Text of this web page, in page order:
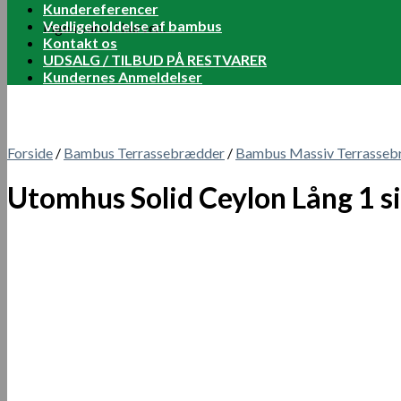
Ingen varer i kurven.
Kundereferencer
Vedligeholdelse af bambus
Kontakt os
UDSALG / TILBUD PÅ RESTVARER
Kundernes Anmeldelser
Forside / Bambus Terrassebrædder / Bambus Massiv
Utomhus Solid Ceylon Lång 1